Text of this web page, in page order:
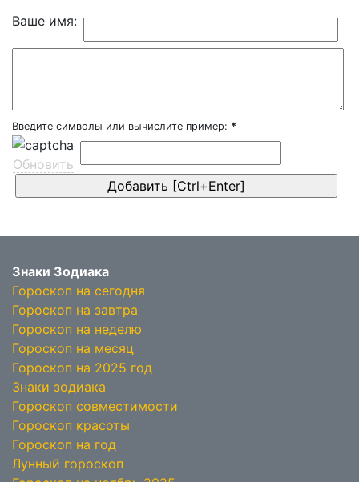
Ваше имя:
Введите символы или вычислите пример: *
Обновить
Знаки Зодиака
Гороскоп на сегодня
Гороскоп на завтра
Гороскоп на неделю
Гороскоп на месяц
Гороскоп на 2025 год
Знаки зодиака
Гороскоп совместимости
Гороскоп красоты
Гороскоп на год
Лунный гороскоп